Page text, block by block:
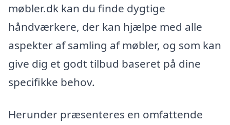
møbler.dk kan du finde dygtige
håndværkere, der kan hjælpe med alle
aspekter af samling af møbler, og som kan
give dig et godt tilbud baseret på dine
specifikke behov.
Herunder præsenteres en omfattende